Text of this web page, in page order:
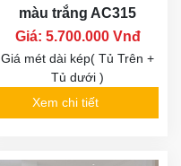
màu trắng AC315
Giá: 5.700.000 Vnđ
Giá mét dài kép( Tủ Trên +
Tủ dưới )
Xem chi tiết